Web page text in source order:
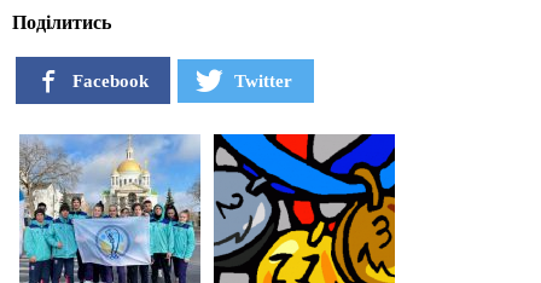
Поділитись
Facebook Twitter